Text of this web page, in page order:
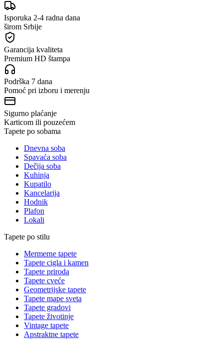
Isporuka 2-4 radna dana
širom Srbije
Garancija kvaliteta
Premium HD štampa
Podrška 7 dana
Pomoć pri izboru i merenju
Sigurno plaćanje
Karticom ili pouzećem
Tapete po sobama
Dnevna soba
Spavaća soba
Dečija soba
Kuhinja
Kupatilo
Kancelarija
Hodnik
Plafon
Lokali
Tapete po stilu
Mermerne tapete
Tapete cigla i kamen
Tapete priroda
Tapete cveće
Geometrijske tapete
Tapete mape sveta
Tapete gradovi
Tapete životinje
Vintage tapete
Apstraktne tapete